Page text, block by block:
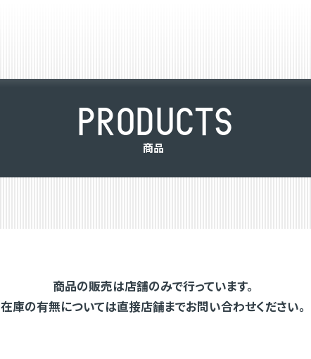
PRODUCTS
商品
商品の販売は店舗のみで行っています。
在庫の有無については直接店舗までお問い合わせください。